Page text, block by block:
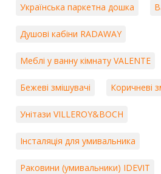
Українська паркетна дошка
Душові кабіни RADAWAY
Меблі у ванну кімнату VALENTE
Бежеві змішувачі Коричневі
Унітази VILLEROY&BOCH
Інсталяція для умивальника
Раковини (умивальники) IDEVIT